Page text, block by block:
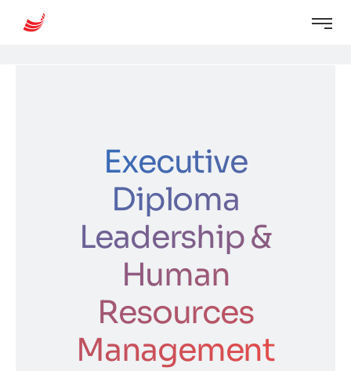
Executive
Diploma
Leadership &
Human
Resources
Management